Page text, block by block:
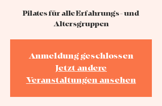
Pilates für alle Erfahrungs- und
Altersgruppen
Anmeldung geschlossen
Jetzt andere
Veranstaltungen ansehen